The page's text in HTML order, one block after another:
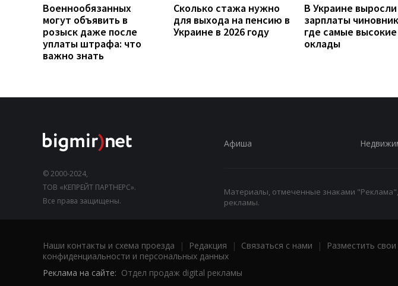
Военнообязанных
могут объявить в
розыск даже после
уплаты штрафа: что
важно знать
Сколько стажа нужно
для выхода на пенсию в
Украине в 2026 году
В Украине выросли
зарплаты
где самые высокие
оклады
© 2000-2024,
ТОВ «КЕПРЕЙТ ПАРТНЕРС».
Все права защищены.
Афиша
Материалы, отмеченные знаками
рекламы.
Наши контакты и схема проезда | Редакция | Связаться с нами | Разместить
конфиденциальности и персональных данных
Реклама на сайте: Отдел продаж digital рекламы